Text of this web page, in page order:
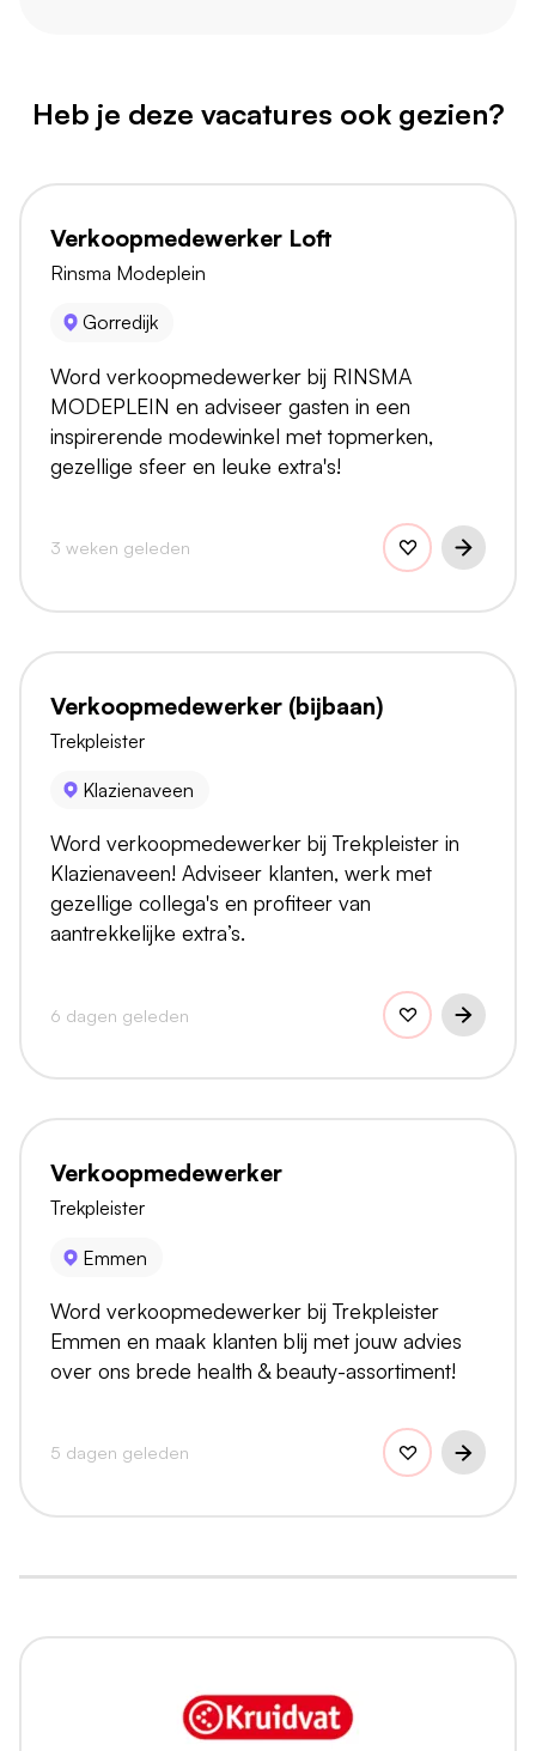
Heb je deze vacatures ook gezien?
Verkoopmedewerker Loft
Rinsma Modeplein
Gorredijk
Word verkoopmedewerker bij RINSMA
MODEPLEIN en adviseer gasten in een
inspirerende modewinkel met topmerken,
gezellige sfeer en leuke extra's!
3 weken geleden
Verkoopmedewerker (bijbaan)
Trekpleister
Klazienaveen
Word verkoopmedewerker bij Trekpleister in
Klazienaveen! Adviseer klanten, werk met
gezellige collega's en profiteer van
aantrekkelijke extra’s.
6 dagen geleden
Verkoopmedewerker
Trekpleister
Emmen
Word verkoopmedewerker bij Trekpleister
Emmen en maak klanten blij met jouw advies
over ons brede health & beauty-assortiment!
5 dagen geleden